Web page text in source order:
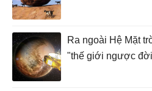
Ra ngoài Hệ Mặt
"thế giới ngược